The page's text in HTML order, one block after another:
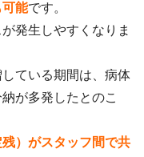
能です。
発生しやすくなりま
ている期間は、病体
が多発したとのこ
）がスタッフ間で共